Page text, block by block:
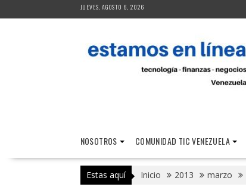
al
JUEVES, AGOSTO 6, 2026
NOSOTROS COMUNIDAD TIC VENEZUELA
Estas aquí Inicio 2013 marzo